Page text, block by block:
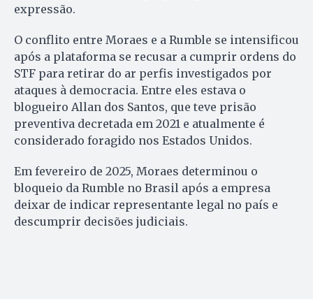
expressão.
O conflito entre Moraes e a Rumble se intensificou
após a plataforma se recusar a cumprir ordens do
STF para retirar do ar perfis investigados por
ataques à democracia. Entre eles estava o
blogueiro Allan dos Santos, que teve prisão
preventiva decretada em 2021 e atualmente é
considerado foragido nos Estados Unidos.
Em fevereiro de 2025, Moraes determinou o
bloqueio da Rumble no Brasil após a empresa
deixar de indicar representante legal no país e
descumprir decisões judiciais.